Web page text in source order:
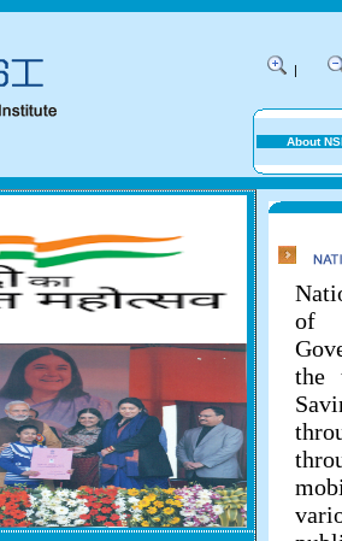
|
About
of
the